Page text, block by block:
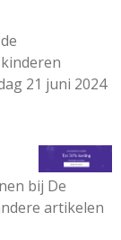
21 juni 2024
bij De
artikelen